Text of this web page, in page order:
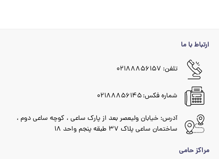
ارتباط با ما
تلفن: ۰۲۱۸۸۸۵۶۱۵۷
شماره فکس: ۰۲۱۸۸۸۵۶۱۴۵
آدرس: خیابان ولیعصر بعد از پارک ساعی ، کوچه ساعی دوم ،
ساختمان ساعی پلاک ۳۷ طبقه پنجم واحد ۱۸
مراکز حامی